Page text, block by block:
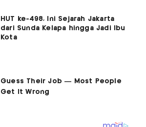
HUT ke-498, Ini Sejarah Jakarta
dari Sunda Kelapa hingga Jadi Ibu
Kota